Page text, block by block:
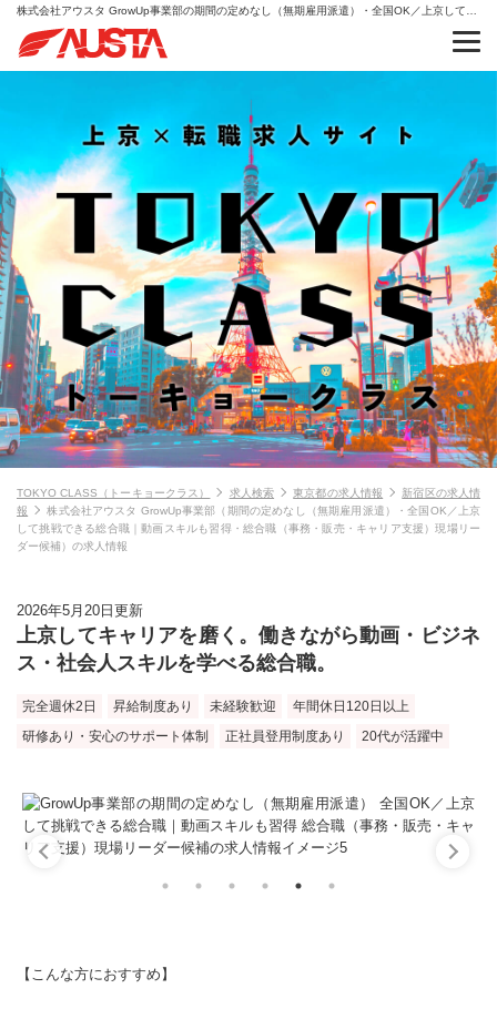
TOKYO CLASS（トーキョークラス） 求人検索 東京都の求人情報
新宿区の求人情
報
株式会社アウスタ GrowUp事業部（期間の定めなし（無期雇用派遣）・全国OK／上京
して挑戦できる総合職｜動画スキルも習得・総合職（事務・販売・キャリア支援）現場リー
ダー候補）の求人情報
2026年5月20日更新
上京してキャリアを磨く。働きながら動画・ビジネ
ス・社会人スキルを学べる総合職。
完全週休2日 昇給制度あり 未経験歓迎
年間休日120日以上
研修あり・安心のサポート体制
正社員登用制度あり 20代が活躍中
【こんな方におすすめ】